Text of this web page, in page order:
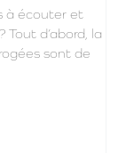
à écouter et
d’abord, la
sont de